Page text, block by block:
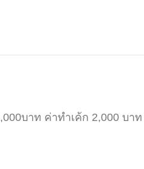
บาท​ ค่าทำเค้ก 2,000​ บาท​